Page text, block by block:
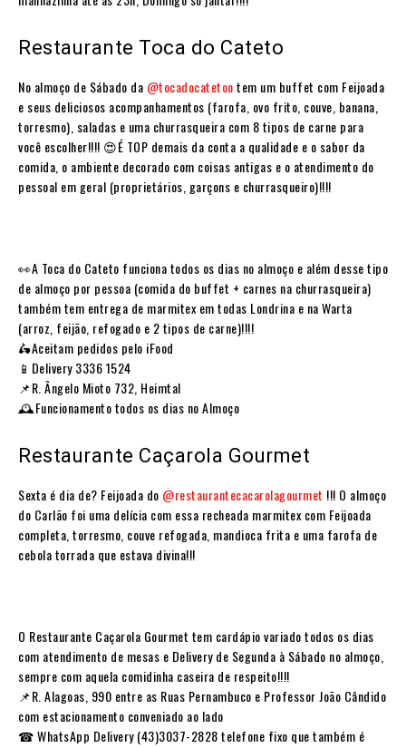
Restaurante Toca do Cateto
No almoço de Sábado da @tocadocatetootem um buffet com Feijoada
e seus deliciosos acompanhamentos (farofa, ovo frito, couve, banana,
torresmo), saladas e uma churrasqueira com 8 tipos de carne para
você escolher!!!! 😍É TOP demais da conta a qualidade e o sabor da
comida, o ambiente decorado com coisas antigas e o atendimento do
pessoal em geral (proprietários, garçons e churrasqueiro)!!!!
👀A Toca do Cateto funciona todos os dias no almoço e além desse tipo
de almoço por pessoa (comida do buffet + carnes na churrasqueira)
também tem entrega de marmitex em todas Londrina e na Warta
(arroz, feijão, refogado e 2 tipos de carne)!!!!
🛵Aceitam pedidos pelo iFood
📱Delivery 3336 1524
📌R. Ângelo Mioto 732, Heimtal
🕰️Funcionamento todos os dias no Almoço
Restaurante Caçarola Gourmet
Sexta é dia de? Feijoada do @restaurantecacarolagourmet !!! O almoço
do Carlão foi uma delícia com essa recheada marmitex com Feijoada
completa, torresmo, couve refogada, mandioca frita e uma farofa de
cebola torrada que estava divina!!!
O Restaurante Caçarola Gourmet tem cardápio variado todos os dias
com atendimento de mesas e Delivery de Segunda à Sábado no almoço,
sempre com aquela comidinha caseira de respeito!!!!⠀
📌R. Alagoas, 990 entre as Ruas Pernambuco e Professor João Cândido
com estacionamento conveniado ao lado⠀⠀
☎ WhatsApp Delivery (43)3037-2828 telefone fixo que também é